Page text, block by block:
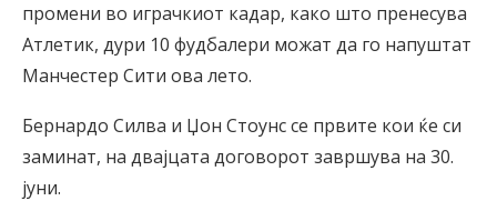
промени во играчкиот кадар, како што пренесува
Атлетик, дури 10 фудбалери можат да го напуштат
Манчестер Сити ова лето.
Бернардо Силва и Џон Стоунс се првите кои ќе си
заминат, на двајцата договорот завршува на 30.
јуни.